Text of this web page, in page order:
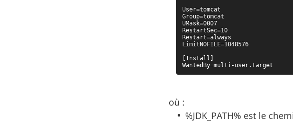
User=tomcat
Group=tomcat
UMask=0007
RestartSec=10
Restart=always
LimitNOFILE=1048576
[Install]
WantedBy=multi-user.target
où :
%JDK_PATH% est le